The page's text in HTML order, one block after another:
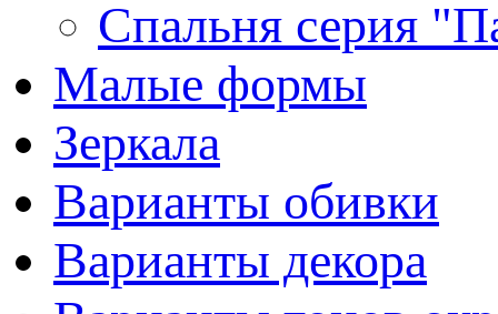
Спальня серия
Малые формы
Зеркала
Варианты обивки
Варианты декора